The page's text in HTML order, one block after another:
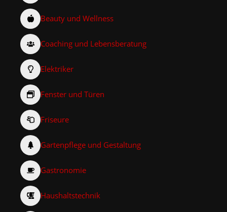
Beauty und Wellness
Coaching und Lebensberatung
Elektriker
Fenster und Türen
Friseure
Gartenpflege und Gestaltung
Gastronomie
Haushaltstechnik